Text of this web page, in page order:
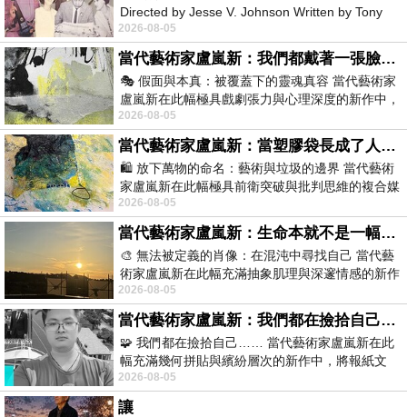
Directed by Jesse V. Johnson Written by Tony
Giordano Starring Laura Maran
2026-08-05
當代藝術家盧嵐新：我們都戴著一張臉，可真正的自己，總藏在那些被塗抹、被覆蓋的痕跡裡
🎭 假面與本真：被覆蓋下的靈魂真容 當代藝術家
盧嵐新在此幅極具戲劇張力與心理深度的新作中，
運用質感豐富的紙材肌理、墨痕與大膽的
2026-08-05
當代藝術家盧嵐新：當塑膠袋長成了人的模樣，我們的目光是否學會了放下偏見？
🛍️ 放下萬物的命名：藝術與垃圾的邊界 當代藝術
家盧嵐新在此幅極具前衛突破與批判思維的複合媒
材新作中，直接將被大眾定義為廢棄物
2026-08-05
當代藝術家盧嵐新：生命本就不是一幅能被定義的肖像，在混亂與交疊中拼湊完整的靈魂
🎨 無法被定義的肖像：在混沌中尋找自己 當代藝
術家盧嵐新在此幅充滿抽象肌理與深邃情感的新作
中，以灰白為基底，交織著塗抹、刮擦與
2026-08-05
當代藝術家盧嵐新：我們都在撿拾自己，將散落的情緒與碎片，拼回生命完整的輪廓
🧩 我們都在撿拾自己…… 當代藝術家盧嵐新在此
幅充滿幾何拼貼與繽紛層次的新作中，將報紙文
字、彩色剪紙與明亮顏料層層
2026-08-05
讓